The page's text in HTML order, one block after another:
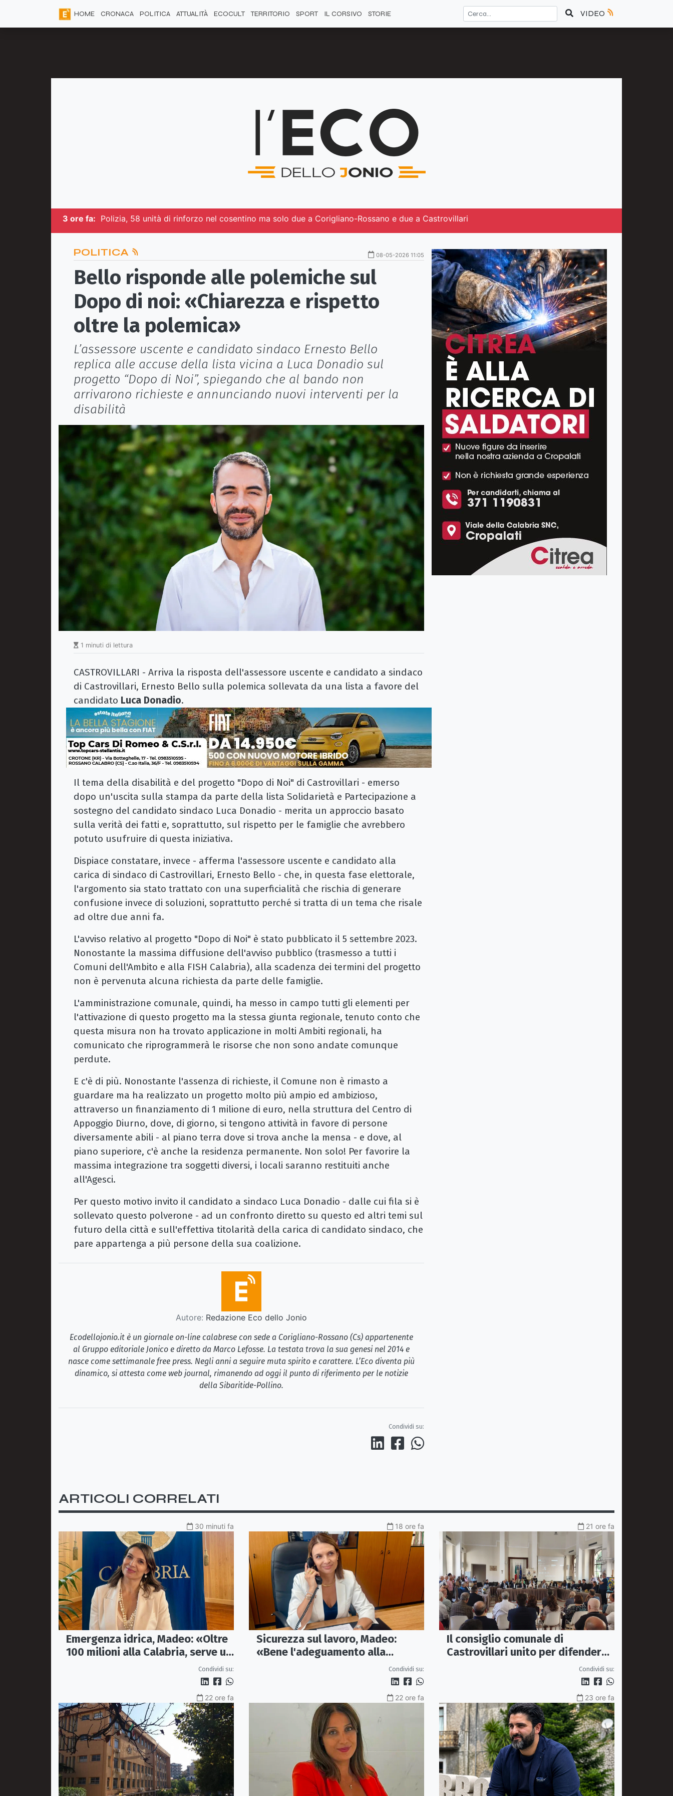
HOME CRONACA POLITICA ATTUALITÀ ECOCULT TERRITORIO SPORT IL CORSIVO STORIE VIDEO
3 ore fa: Polizia, 58 unità di rinforzo nel cosentino ma solo due a Corigliano-Rossano e due a Castrovillari
POLITICA 08-05-2026 11:05
Bello risponde alle polemiche sul
Dopo di noi: «Chiarezza e rispetto
oltre la polemica»
L’assessore uscente e candidato sindaco Ernesto Bello
replica alle accuse della lista vicina a Luca Donadio sul
progetto “Dopo di Noi”, spiegando che al bando non
arrivarono richieste e annunciando nuovi interventi per la
disabilità
1 minuti di lettura
CASTROVILLARI - Arriva la risposta dell'assessore uscente e candidato a sindaco
di Castrovillari, Ernesto Bello sulla polemica sollevata da una lista a favore del
candidato Luca Donadio.
Il tema della disabilità e del progetto "Dopo di Noi" di Castrovillari - emerso
dopo un'uscita sulla stampa da parte della lista Solidarietà e Partecipazione a
sostegno del candidato sindaco Luca Donadio - merita un approccio basato
sulla verità dei fatti e, soprattutto, sul rispetto per le famiglie che avrebbero
potuto usufruire di questa iniziativa.
Dispiace constatare, invece - afferma l'assessore uscente e candidato alla
carica di sindaco di Castrovillari, Ernesto Bello - che, in questa fase elettorale,
l'argomento sia stato trattato con una superficialità che rischia di generare
confusione invece di soluzioni, soprattutto perché si tratta di un tema che risale
ad oltre due anni fa.
L'avviso relativo al progetto "Dopo di Noi" è stato pubblicato il 5 settembre 2023.
Nonostante la massima diffusione dell'avviso pubblico (trasmesso a tutti i
Comuni dell'Ambito e alla FISH Calabria), alla scadenza dei termini del progetto
non è pervenuta alcuna richiesta da parte delle famiglie.
L'amministrazione comunale, quindi, ha messo in campo tutti gli elementi per
l'attivazione di questo progetto ma la stessa giunta regionale, tenuto conto che
questa misura non ha trovato applicazione in molti Ambiti regionali, ha
comunicato che riprogrammerà le risorse che non sono andate comunque
perdute.
E c'è di più. Nonostante l'assenza di richieste, il Comune non è rimasto a
guardare ma ha realizzato un progetto molto più ampio ed ambizioso,
attraverso un finanziamento di 1 milione di euro, nella struttura del Centro di
Appoggio Diurno, dove, di giorno, si tengono attività in favore di persone
diversamente abili - al piano terra dove si trova anche la mensa - e dove, al
piano superiore, c'è anche la residenza permanente. Non solo! Per favorire la
massima integrazione tra soggetti diversi, i locali saranno restituiti anche
all'Agesci.
Per questo motivo invito il candidato a sindaco Luca Donadio - dalle cui fila si è
sollevato questo polverone - ad un confronto diretto su questo ed altri temi sul
futuro della città e sull'effettiva titolarità della carica di candidato sindaco, che
pare appartenga a più persone della sua coalizione.
Autore: Redazione Eco dello Jonio
Ecodellojonio.it è un giornale on-line calabrese con sede a Corigliano-Rossano (Cs) appartenente
al Gruppo editoriale Jonico e diretto da Marco Lefosse. La testata trova la sua genesi nel 2014 e
nasce come settimanale free press. Negli anni a seguire muta spirito e carattere. L’Eco diventa più
dinamico, si attesta come web journal, rimanendo ad oggi il punto di riferimento per le notizie
della Sibaritide-Pollino.
Condividi su:
ARTICOLI CORRELATI
30 minuti fa
Emergenza idrica, Madeo: «Oltre
100 milioni alla Calabria, serve un
Condividi su:
18 ore fa
Sicurezza sul lavoro, Madeo:
«Bene l'adeguamento alla
normativa nazionale, servono più
Condividi su:
21 ore fa
Il consiglio comunale di
Castrovillari unito per difendere
Condividi su:
22 ore fa 22 ore fa 23 ore fa